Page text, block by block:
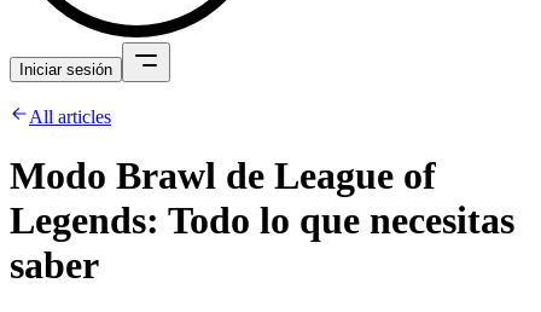
Iniciar sesión
All articles
Modo Brawl de League of
Legends: Todo lo que necesitas
saber